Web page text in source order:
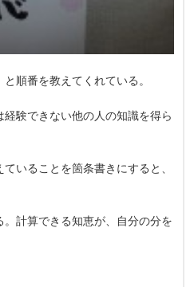
順番を教えてくれている。
験できない他の人の知識を得ら
いることを箇条書きにすると、
計算できる知恵が、自分の分を